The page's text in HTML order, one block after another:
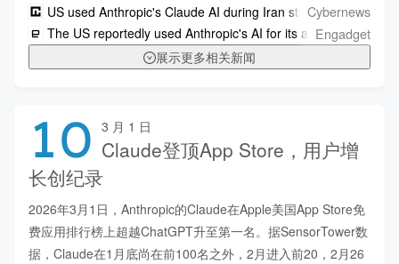
US used Anthropic's Claude AI during Iran strikes despite
Cybernews
The US reportedly used Anthropic's AI for its attack on Iran,
Engadget
展示更多相关新闻
10 3 月 1 日
Claude登顶App Store，用户增
长创纪录
2026年3月1日，Anthropic的Claude在Apple美国App Store免
费应用排行榜上超越ChatGPT升至第一名。据SensorTower数
据，Claude在1月底尚在前100名之外，2月进入前20，2月26